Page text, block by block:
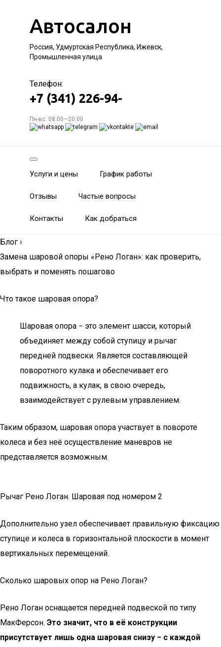
Автосалон
Россия, Удмуртская Республика, Ижевск,
Промышленная улица
Телефон:
+7 (341) 226-94-
Пн-вс: 08:00—20:00
Услуги и цены График работы
Отзывы Частые вопросы
Контакты Как добраться
Блог ›
Замена шаровой опоры «Рено Логан»: как проверить,
выбрать и поменять пошагово
Что такое шаровая опора?
Шаровая опора − это элемент шасси, который
объединяет между собой ступицу и рычаг
передней подвески. Является составляющей
поворотного кулака и обеспечивает его
подвижность, а кулак, в свою очередь,
взаимодействует с рулевым управлением.
Таким образом, шаровая опора участвует в повороте
колеса и без неё осуществление маневров не
представляется возможным.
Рычаг Рено Логан. Шаровая под номером 2
Дополнительно узел обеспечивает правильную фиксацию
ступице и колеса в горизонтальной плоскости в момент
вертикальных перемещений.
Сколько шаровых опор на Рено Логан?
Рено Логан оснащается передней подвеской по типу
МакФерсон. Это значит, что в её конструкции
присутствует лишь одна шаровая снизу − с каждой